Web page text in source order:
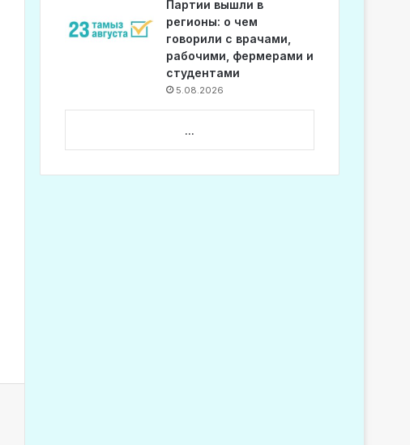
Партии вышли в
регионы: о чем
говорили с врачами,
рабочими, фермерами и
студентами
5.08.2026
...